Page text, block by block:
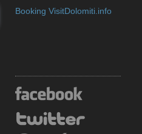
Booking VisitDolomiti.info